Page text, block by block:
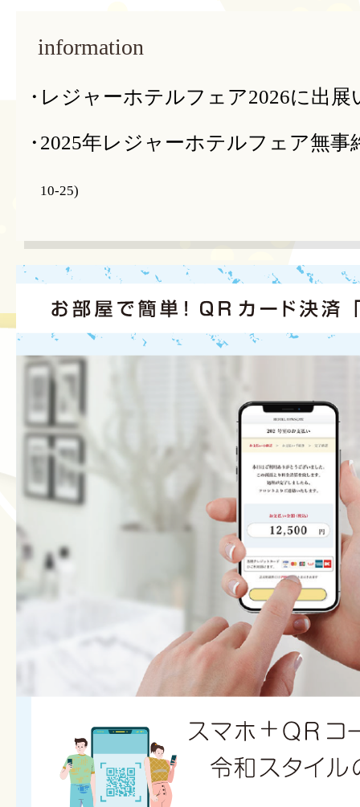
information
レジャーホテルフェア2026に出展
2025年レジャーホテルフェア無事
10-25)
展示会無事終了致しました。 (2023-
公式サイト各サービスにQ&Aを追
新サービス「修繕/清掃管理システ